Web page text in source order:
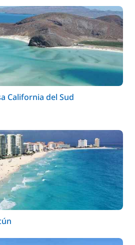
California del Sud